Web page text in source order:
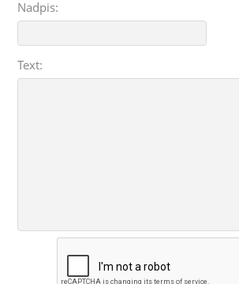
Nadpis:
Text: